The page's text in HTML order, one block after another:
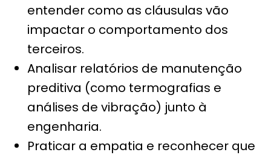
entender como as cláusulas vão
impactar o comportamento dos
terceiros.
Analisar relatórios de manutenção
preditiva (como termografias e
análises de vibração) junto à
engenharia.
Praticar a empatia e reconhecer que